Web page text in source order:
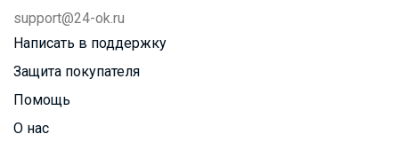
support@24-ok.ru
Написать в поддержку
Защита покупателя
Помощь
О нас